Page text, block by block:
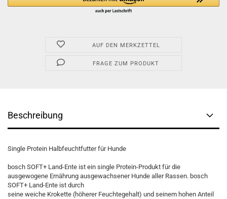
AUF DEN MERKZETTEL
FRAGE ZUM PRODUKT
Beschreibung
Single Protein Halbfeuchtfutter für Hunde
bosch SOFT+ Land-Ente ist ein single Protein-Produkt für die
ausgewogene Ernährung ausgewachsener Hunde aller Rassen. bosch
SOFT+ Land-Ente ist durch
seine weiche Krokette (höherer Feuchtegehalt) und seinem hohen Anteil